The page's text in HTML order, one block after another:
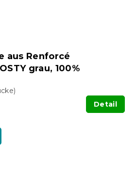
aus Renforcé
grau, 100%
Detail